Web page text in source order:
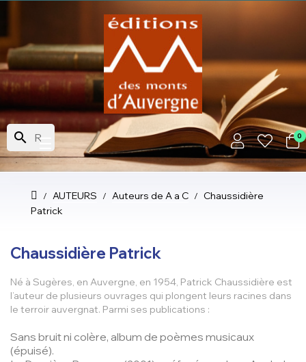
search 0
Basculer
la
navigation
☰
AUTEURS Auteurs de A a C
Chaussidière
Patrick
Chaussidière Patrick
Né à Sugères, en Auvergne, en 1954, Patrick Chaussidière est
l’auteur de plusieurs ouvrages qui plongent leurs racines dans
le terroir auvergnat. Parmi ses publications :
Sans bruit ni colère, album de poèmes musicaux
(épuisé).